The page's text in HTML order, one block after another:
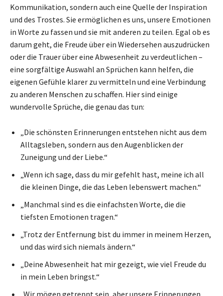
Kommunikation, sondern auch eine Quelle der Inspiration
und des Trostes. Sie ermöglichen es uns, unsere Emotionen
in Worte zu fassen und sie mit anderen zu teilen. Egal ob es
darum geht, die Freude über ein Wiedersehen auszudrücken
oder die Trauer über eine Abwesenheit zu verdeutlichen –
eine sorgfältige Auswahl an Sprüchen kann helfen, die
eigenen Gefühle klarer zu vermitteln und eine Verbindung
zu anderen Menschen zu schaffen. Hier sind einige
wundervolle Sprüche, die genau das tun:
„Die schönsten Erinnerungen entstehen nicht aus dem
Alltagsleben, sondern aus den Augenblicken der
Zuneigung und der Liebe.“
„Wenn ich sage, dass du mir gefehlt hast, meine ich all
die kleinen Dinge, die das Leben lebenswert machen.“
„Manchmal sind es die einfachsten Worte, die die
tiefsten Emotionen tragen.“
„Trotz der Entfernung bist du immer in meinem Herzen,
und das wird sich niemals ändern.“
„Deine Abwesenheit hat mir gezeigt, wie viel Freude du
in mein Leben bringst.“
„Wir mögen getrennt sein, aber unsere Erinnerungen